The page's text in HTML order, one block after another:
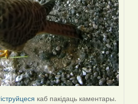
каб пакідаць каментары.